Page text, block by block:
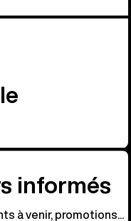
informés
à venir, promotions...